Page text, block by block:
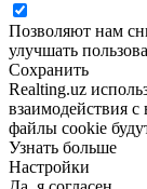
Позволяют нам
улучшать
Сохранить
Realting.uz
взаимодействия
файлы cookie
Узнать больше
Настройки